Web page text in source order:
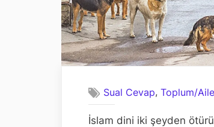
Sual Cevap,Toplum/Aile
İslam dini iki şeyden